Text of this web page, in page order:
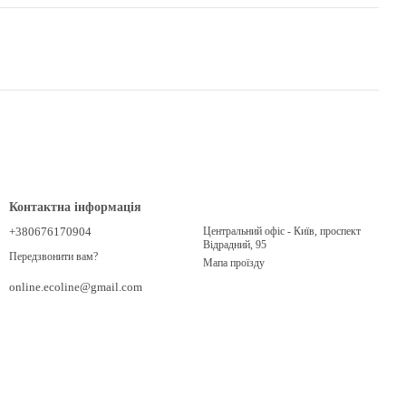
Контактна інформація
+380676170904
Передзвонити вам?
online.ecoline@gmail.com
Центральний офіс - Київ, проспект
Відрадний, 95
Мапа проїзду